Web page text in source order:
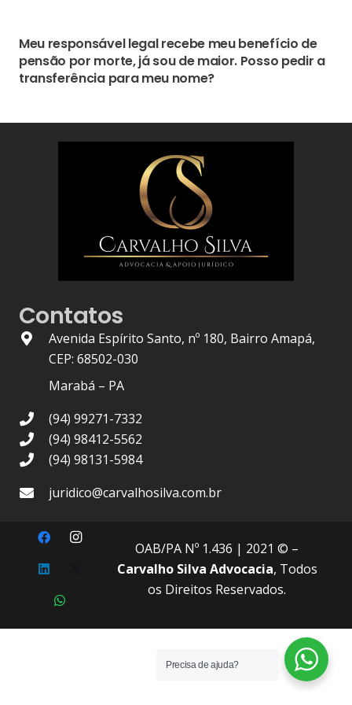
Meu responsável legal recebe meu benefício de
pensão por morte, já sou de maior. Posso pedir a
transferência para meu nome?
Contatos
Avenida Espírito Santo, nº 180, Bairro Amapá,
CEP: 68502-030
Marabá – PA
(94) 99271-7332
(94) 98412-5562
(94) 98131-5984
juridico@carvalhosilva.com.br
OAB/PA Nº 1.436 | 2021 © –
Carvalho Silva Advocacia, Todos
os Direitos Reservados.
Precisa de ajuda?